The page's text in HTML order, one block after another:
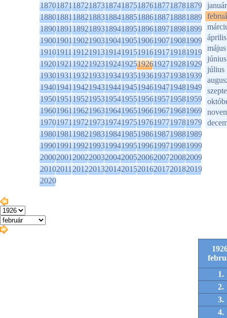
1870187118721873187418751876187718781879
1880188118821883188418851886188718881889
1890189118921893189418951896189718981899
1900190119021903190419051906190719081909
1910191119121913191419151916191719181919
1920192119221923192419251926192719281929
1930193119321933193419351936193719381939
1940194119421943194419451946194719481949
1950195119521953195419551956195719581959
1960196119621963196419651966196719681969
1970197119721973197419751976197719781979
1980198119821983198419851986198719881989
1990199119921993199419951996199719981999
2000200120022003200420052006200720082009
2010201120122013201420152016201720182019
2020
január
április
május
június
július
1.
2.
3.
4.